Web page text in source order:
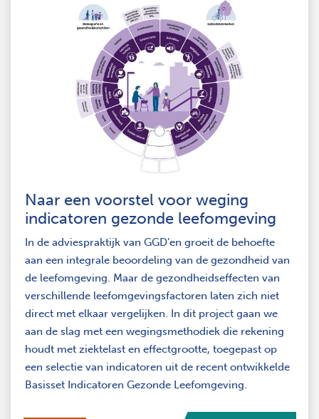
Naar een voorstel voor weging
indicatoren gezonde leefomgeving
In de adviespraktijk van GGD’en groeit de behoefte
aan een integrale beoordeling van de gezondheid van
de leefomgeving. Maar de gezondheidseffecten van
verschillende leefomgevingsfactoren laten zich niet
direct met elkaar vergelijken. In dit project gaan we
aan de slag met een wegingsmethodiek die rekening
houdt met ziektelast en effectgrootte, toegepast op
een selectie van indicatoren uit de recent ontwikkelde
Basisset Indicatoren Gezonde Leefomgeving.